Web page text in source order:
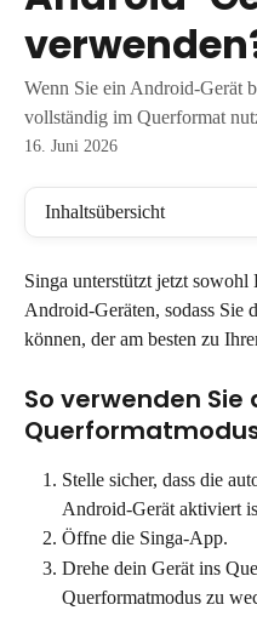
Wenn Sie ein Android-Gerät
vollständig im Querformat
16. Juni 2026
Inhaltsübersicht
Singa unterstützt jetzt
Android-Geräten, sodass Sie
können, der am besten zu
So verwenden Sie
Stelle sicher, dass die
Android-Gerät aktiviert
Öffne die Singa-App.
Drehe dein Gerät ins
Querformatmodus zu